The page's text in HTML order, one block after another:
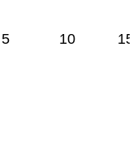
5 10 15